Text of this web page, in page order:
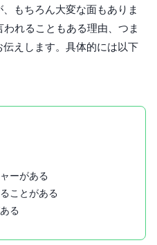
もちろん大変な面もありま
われることもある理由、つま
えします。具体的には以下
ーがある
ことがある
る